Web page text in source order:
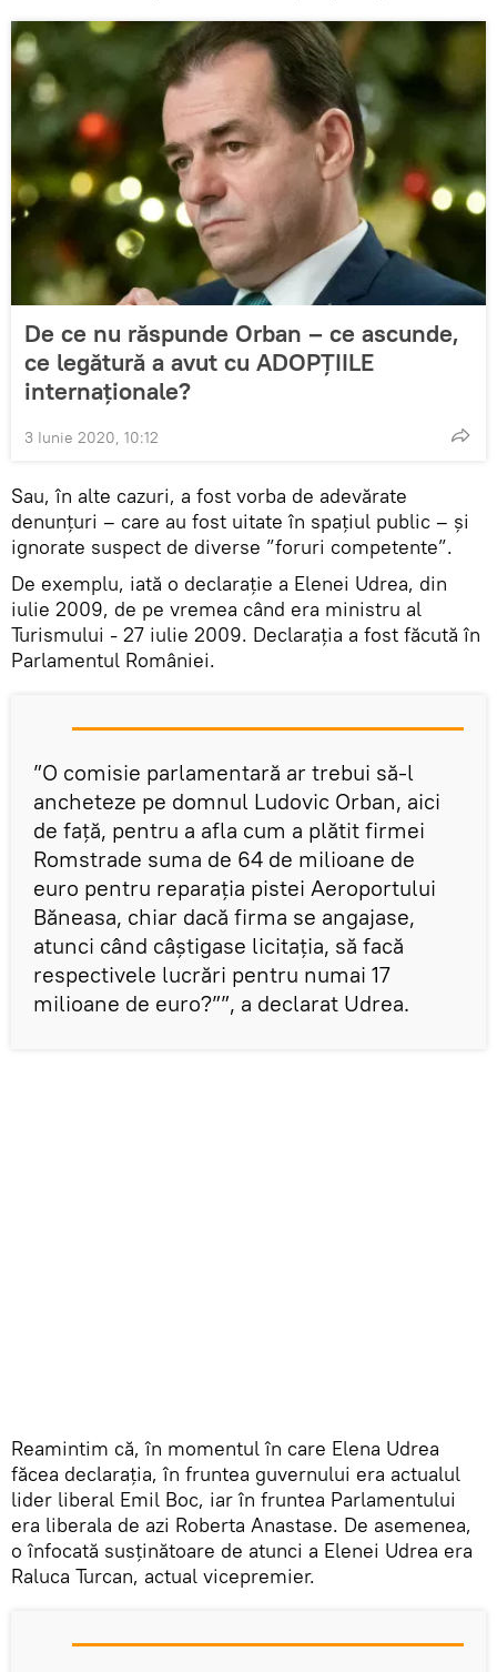
De ce nu răspunde Orban – ce ascunde,
ce legătură a avut cu ADOPȚIILE
internaționale?
3 Iunie 2020, 10:12
Sau, în alte cazuri, a fost vorba de adevărate
denunțuri – care au fost uitate în spațiul public – și
ignorate suspect de diverse ”foruri competente”.
De exemplu, iată o declarație a Elenei Udrea, din
iulie 2009, de pe vremea când era ministru al
Turismului - 27 iulie 2009. Declarația a fost făcută în
Parlamentul României.
”O comisie parlamentară ar trebui să-l
ancheteze pe domnul Ludovic Orban, aici
de faţă, pentru a afla cum a plătit firmei
Romstrade suma de 64 de milioane de
euro pentru reparaţia pistei Aeroportului
Băneasa, chiar dacă firma se angajase,
atunci când câştigase licitaţia, să facă
respectivele lucrări pentru numai 17
milioane de euro?””, a declarat Udrea.
Reamintim că, în momentul în care Elena Udrea
făcea declarația, în fruntea guvernului era actualul
lider liberal Emil Boc, iar în fruntea Parlamentului
era liberala de azi Roberta Anastase. De asemenea,
o înfocată susținătoare de atunci a Elenei Udrea era
Raluca Turcan, actual vicepremier.